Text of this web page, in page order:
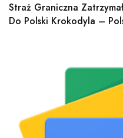
Straż Graniczna
Do Polski Krokodyla –